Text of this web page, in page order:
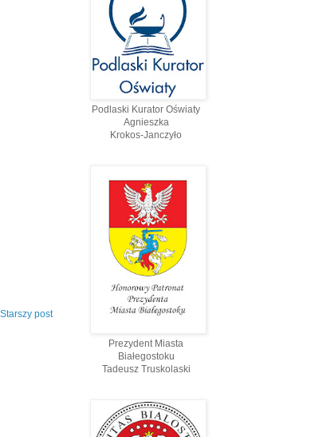
Starszy post
Podlaski Kurator Oświaty
Agnieszka
Krokos-Janczyło
Prezydent Miasta
Białegostoku
Tadeusz Truskolaski